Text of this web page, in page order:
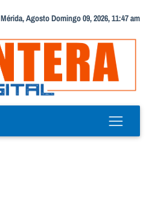
Mérida, Agosto Domingo 09, 2026, 11:47 am